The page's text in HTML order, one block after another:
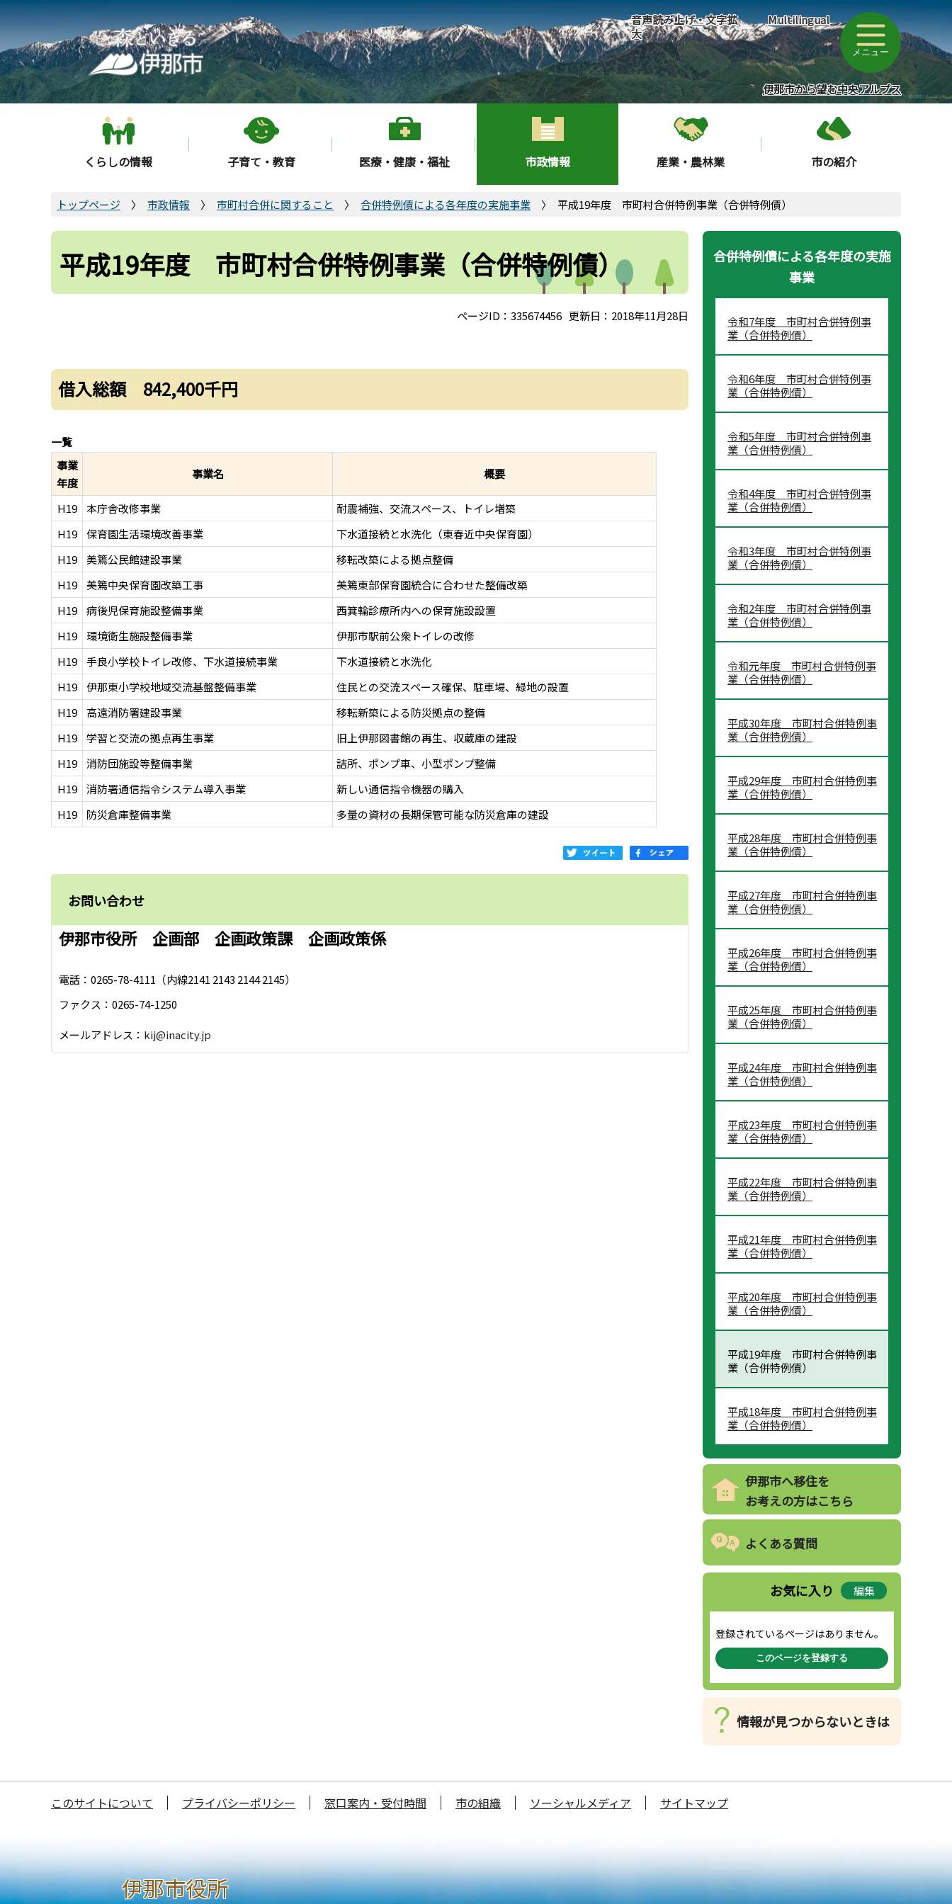
こ
の
ペ
ー
ジ
の
音声読み上げ・文字拡
大
Multilingual
メニュー
伊那市から望む中央アルプス
くらしの情報 子育て・教育 医療・健康・福祉 市政情報 産業・農林業 市の紹介
トップページ 市政情報 市町村合併に関すること 合併特例債による各年度の実施事業 平成19年度 市町村合併特例事業（合併特例債）
平成19年度 市町村合併特例事業（合併特例債）
ページID：335674456 更新日：2018年11月28日
借入総額 842,400千円
一覧
事業
年度
事業名 概要
H19 本庁舎改修事業
耐震補強、交流スペース、トイレ増築
H19
保育園生活環境改善事業
下水道接続と水洗化（東春近中央保育園）
H19
美篶公民館建設事業
移転改築による拠点整備
H19
美篶中央保育園改築工事
美篶東部保育園統合に合わせた整備改築
H19
病後児保育施設整備事業
西箕輪診療所内への保育施設設置
H19
環境衛生施設整備事業
伊那市駅前公衆トイレの改修
H19
手良小学校トイレ改修、下水道接続事業
下水道接続と水洗化
H19
伊那東小学校地域交流基盤整備事業
住民との交流スペース確保、駐車場、緑地の設置
H19
高遠消防署建設事業
移転新築による防災拠点の整備
H19
学習と交流の拠点再生事業
旧上伊那図書館の再生、収蔵庫の建設
H19
消防団施設等整備事業
詰所、ポンプ車、小型ポンプ整備
H19
消防署通信指令システム導入事業
新しい通信指令機器の購入
H19
防災倉庫整備事業 多量の資材の長期保管可能な防災倉庫の建設
お問い合わせ
伊那市役所 企画部 企画政策課 企画政策係
電話：0265-78-4111（内線2141 2143 2144 2145）
ファクス：0265-74-1250
メールアドレス： kij@inacity.jp
合併特例債による各年度の実施
事業
令和7年度 市町村合併特例事
業（合併特例債）
令和6年度 市町村合併特例事
業（合併特例債）
令和5年度 市町村合併特例事
業（合併特例債）
令和4年度 市町村合併特例事
業（合併特例債）
令和3年度 市町村合併特例事
業（合併特例債）
令和2年度 市町村合併特例事
業（合併特例債）
令和元年度 市町村合併特例事
業（合併特例債）
平成30年度 市町村合併特例事
業（合併特例債）
平成29年度 市町村合併特例事
業（合併特例債）
平成28年度 市町村合併特例事
業（合併特例債）
平成27年度 市町村合併特例事
業（合併特例債）
平成26年度 市町村合併特例事
業（合併特例債）
平成25年度 市町村合併特例事
業（合併特例債）
平成24年度 市町村合併特例事
業（合併特例債）
平成23年度 市町村合併特例事
業（合併特例債）
平成22年度 市町村合併特例事
業（合併特例債）
平成21年度 市町村合併特例事
業（合併特例債）
平成20年度 市町村合併特例事
業（合併特例債）
平成19年度 市町村合併特例事
業（合併特例債）
平成18年度 市町村合併特例事
業（合併特例債）
伊那市へ移住を
お考えの方はこちら
よくある質問
お気に入り 編集
登録されているページはありません。
このページを登録する
情報が見つからないときは
このサイトについて プライバシーポリシー 窓口案内・受付時間 市の組織 ソーシャルメディア サイトマップ
伊那市役所